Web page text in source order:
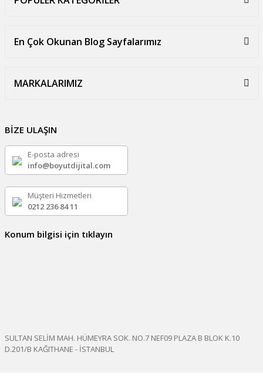
En Çok Okunan Blog Sayfalarımız
MARKALARIMIZ
BİZE ULAŞIN
E-posta adresi
info@boyutdijital.com
Müşteri Hizmetleri
0212 236 84 11
Konum bilgisi için tıklayın
SULTAN SELİM MAH. HÜMEYRA SOK. NO.7 NEF09 PLAZA B BLOK K.10
D.201/B KAĞITHANE - İSTANBUL